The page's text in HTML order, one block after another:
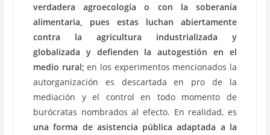
verdadera agroecología o con la soberanía
alimentaria, pues estas luchan abiertamente
contra la agricultura industrializada y
globalizada y defienden la autogestión en el
medio rural; en los experimentos mencionados la
autorganización es descartada en pro de la
mediación y el control en todo momento de
burócratas nombrados al efecto. En realidad, es
una forma de asistencia pública adaptada a la